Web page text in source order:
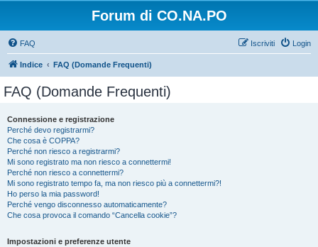
Forum di CO.NA.PO
FAQ Login
Iscriviti
Indice FAQ (Domande Frequenti)
FAQ (Domande Frequenti)
Connessione e registrazione
Perché devo registrarmi?
Che cosa è COPPA?
Perché non riesco a registrarmi?
Mi sono registrato ma non riesco a connettermi!
Perché non riesco a connettermi?
Mi sono registrato tempo fa, ma non riesco più a connettermi?!
Ho perso la mia password!
Perché vengo disconnesso automaticamente?
Che cosa provoca il comando “Cancella cookie”?
Impostazioni e preferenze utente